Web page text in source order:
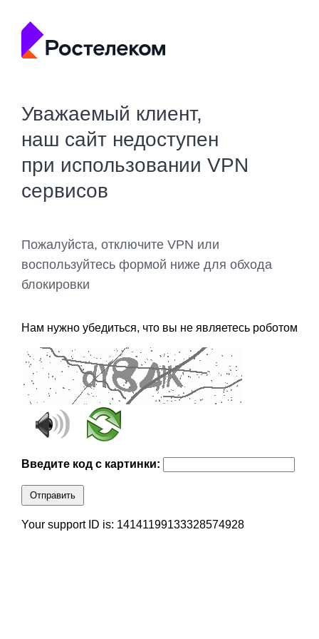
Уважаемый клиент,
наш сайт недоступен
при использовании VPN
сервисов
Пожалуйста, отключите VPN или
воспользуйтесь формой ниже для обхода
блокировки
Нам нужно убедиться, что вы не являетесь роботом
Введите код с картинки:
Отправить
Your support ID is: 14141199133328574928